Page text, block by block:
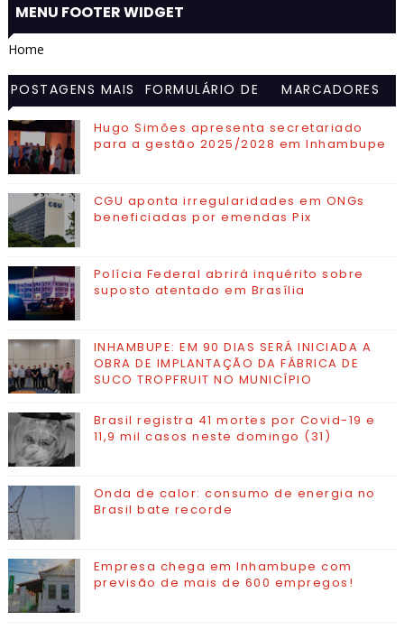
MENU FOOTER WIDGET
Home
POSTAGENS MAIS
VISITADAS
FORMULÁRIO DE
MARCADORES
Hugo Simões apresenta secretariado
para a gestão 2025/2028 em Inhambupe
CGU aponta irregularidades em ONGs
beneficiadas por emendas Pix
Polícia Federal abrirá inquérito sobre
suposto atentado em Brasília
INHAMBUPE: EM 90 DIAS SERÁ INICIADA A
OBRA DE IMPLANTAÇÃO DA FÁBRICA DE
SUCO TROPFRUIT NO MUNICÍPIO
Brasil registra 41 mortes por Covid-19 e
11,9 mil casos neste domingo (31)
Onda de calor: consumo de energia no
Brasil bate recorde
Empresa chega em Inhambupe com
previsão de mais de 600 empregos!